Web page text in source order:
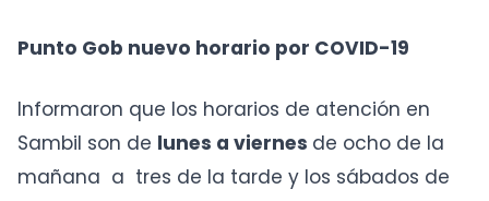
Punto Gob nuevo horario por COVID-19
Informaron que los horarios de atención en
Sambil son de lunes a viernes de ocho de la
mañana a tres de la tarde y los sábados de